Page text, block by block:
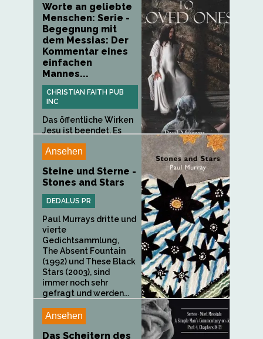
Worte an geliebte
Menschen: Serie -
Begegnung mit
dem Messias: Der
Kommentar eines
einfachen
Mannes...
CHRISTIAN FAITH PUB
INC
Das öffentliche Wirken
Jesu ist beendet. Es
Ansehen
Steine und Sterne -
Stones and Stars
DEDALUS PR
Paul Murrays dritte und
vierte
Gedichtsammlung,
The Absent Fountain
(1992) und These Black
Stars (2003), sind
immer noch sehr
gefragt und werden...
Ansehen
Das Scheitern des